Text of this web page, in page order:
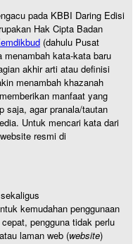
pada KBBI Daring Edisi
Hak Cipta Badan
(dahulu Pusat
menambah kata-kata baru
akhir arti atau definisi
menambah khazanah
manfaat yang
saja, agar pranala/tautan
Untuk mencari kata dari
resmi di
kemudahan penggunaan
pengguna tidak perlu
laman web (website)